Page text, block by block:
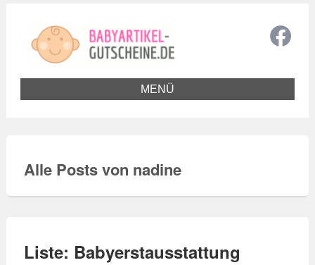
MENÜ
Alle Posts von nadine
Liste: Babyerstausstattung